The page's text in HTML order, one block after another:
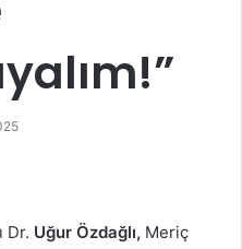
Dr. Uğur Özdağlı, Meriç